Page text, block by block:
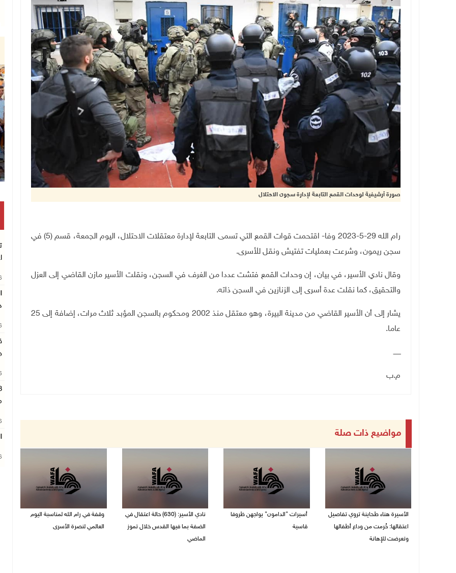
صورة أرشيفية لوحدات القمع التابعة لإدارة سجون الاحتلال
رام الله 29-5-2023 وفا- اقتحمت قوات القمع التي تسمى التابعة لإدارة معتقلات الاحتلال، اليوم الجمعة، قسم (5) في
سجن ريمون، وشرعت بعمليات تفتيش ونقل للأسرى.
وقال نادي الأسير، في بيان، إن وحدات القمع فتشت عددا من الغرف في السجن، ونقلت الأسير مازن القاضي إلى العزل
والتحقيق، كما نقلت عدة أسرى إلى الزنازين في السجن ذاته.
يشار إلى أن الأسير القاضي من مدينة البيرة، وهو معتقل منذ 2002 ومحكوم بالسجن المؤبد ثلاث مرات، إضافة إلى 25
عاما.
ـــــــ
م.ب
مواضيع ذات صلة
الأسيرة هناء طحاينة تروي تفاصيل
اعتقالها: حُرمت من وداع أطفالها
وتعرضت للإهانة
أسيرات "الدامون" يواجهن ظروفا
قاسية
نادي الأسير: (630) حالة اعتقال في
الضفة بما فيها القدس خلال تموز
الماضي
وقفة في رام الله لمناسبة اليوم
العالمي لنصرة الأسرى